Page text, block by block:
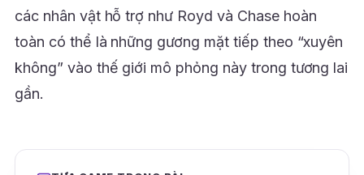
các nhân vật hỗ trợ như Royd và Chase hoàn
toàn có thể là những gương mặt tiếp theo “xuyên
không” vào thế giới mô phỏng này trong tương lai
gần.